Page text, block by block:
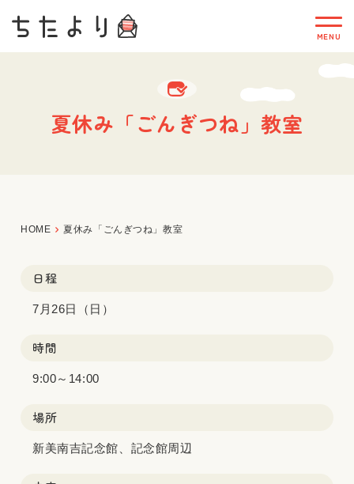
夏休み「ごんぎつね」教室
HOME 夏休み「ごんぎつね」教室
日程
7月26日（日）
時間
9:00～14:00
場所
新美南吉記念館、記念館周辺